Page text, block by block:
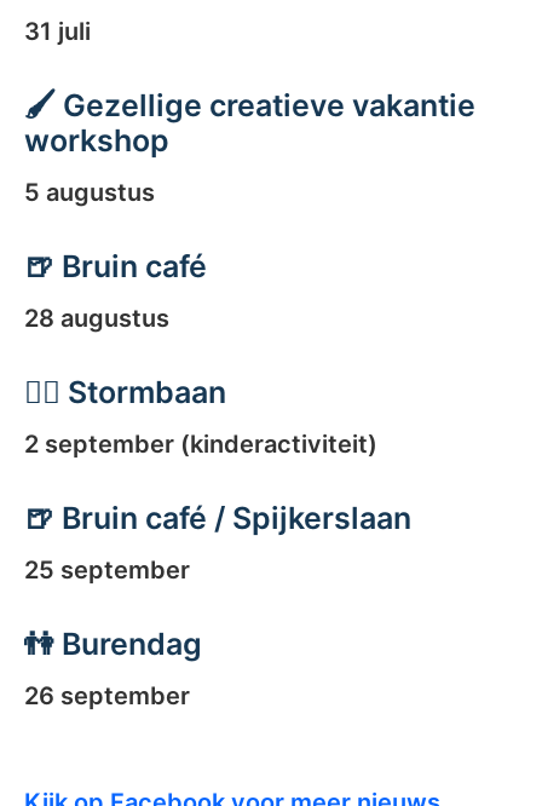
31 juli
🖌️ Gezellige creatieve vakantie
workshop
5 augustus
🍺 Bruin café
28 augustus
🏃‍♂️ Stormbaan
2 september (kinderactiviteit)
🍺 Bruin café / Spijkerslaan
25 september
👫 Burendag
26 september